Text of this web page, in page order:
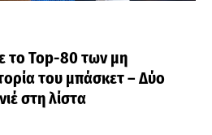
το Top-80 των μη
του μπάσκετ – Δύο
στη λίστα